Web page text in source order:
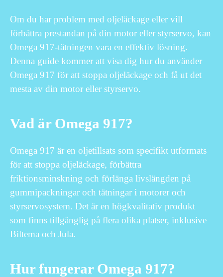
Om du har problem med oljeläckage eller vill
förbättra prestandan på din motor eller styrservo, kan
Omega 917-tätningen vara en effektiv lösning.
Denna guide kommer att visa dig hur du använder
Omega 917 för att stoppa oljeläckage och få ut det
mesta av din motor eller styrservo.
Vad är Omega 917?
Omega 917 är en oljetillsats som specifikt utformats
för att stoppa oljeläckage, förbättra
friktionsminskning och förlänga livslängden på
gummipackningar och tätningar i motorer och
styrservosystem. Det är en högkvalitativ produkt
som finns tillgänglig på flera olika platser, inklusive
Biltema och Jula.
Hur fungerar Omega 917?